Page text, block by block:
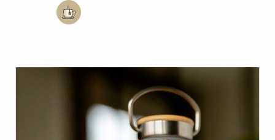
Add to cart: Gourde isotherme / coloris orange